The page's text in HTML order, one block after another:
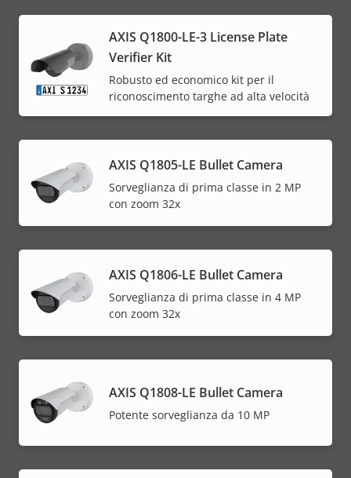
AXIS Q1800-LE-3 License Plate
Verifier Kit
Robusto ed economico kit per il
riconoscimento targhe ad alta velocità
AXIS Q1805-LE Bullet Camera
Sorveglianza di prima classe in 2 MP
con zoom 32x
AXIS Q1806-LE Bullet Camera
Sorveglianza di prima classe in 4 MP
con zoom 32x
AXIS Q1808-LE Bullet Camera
Potente sorveglianza da 10 MP